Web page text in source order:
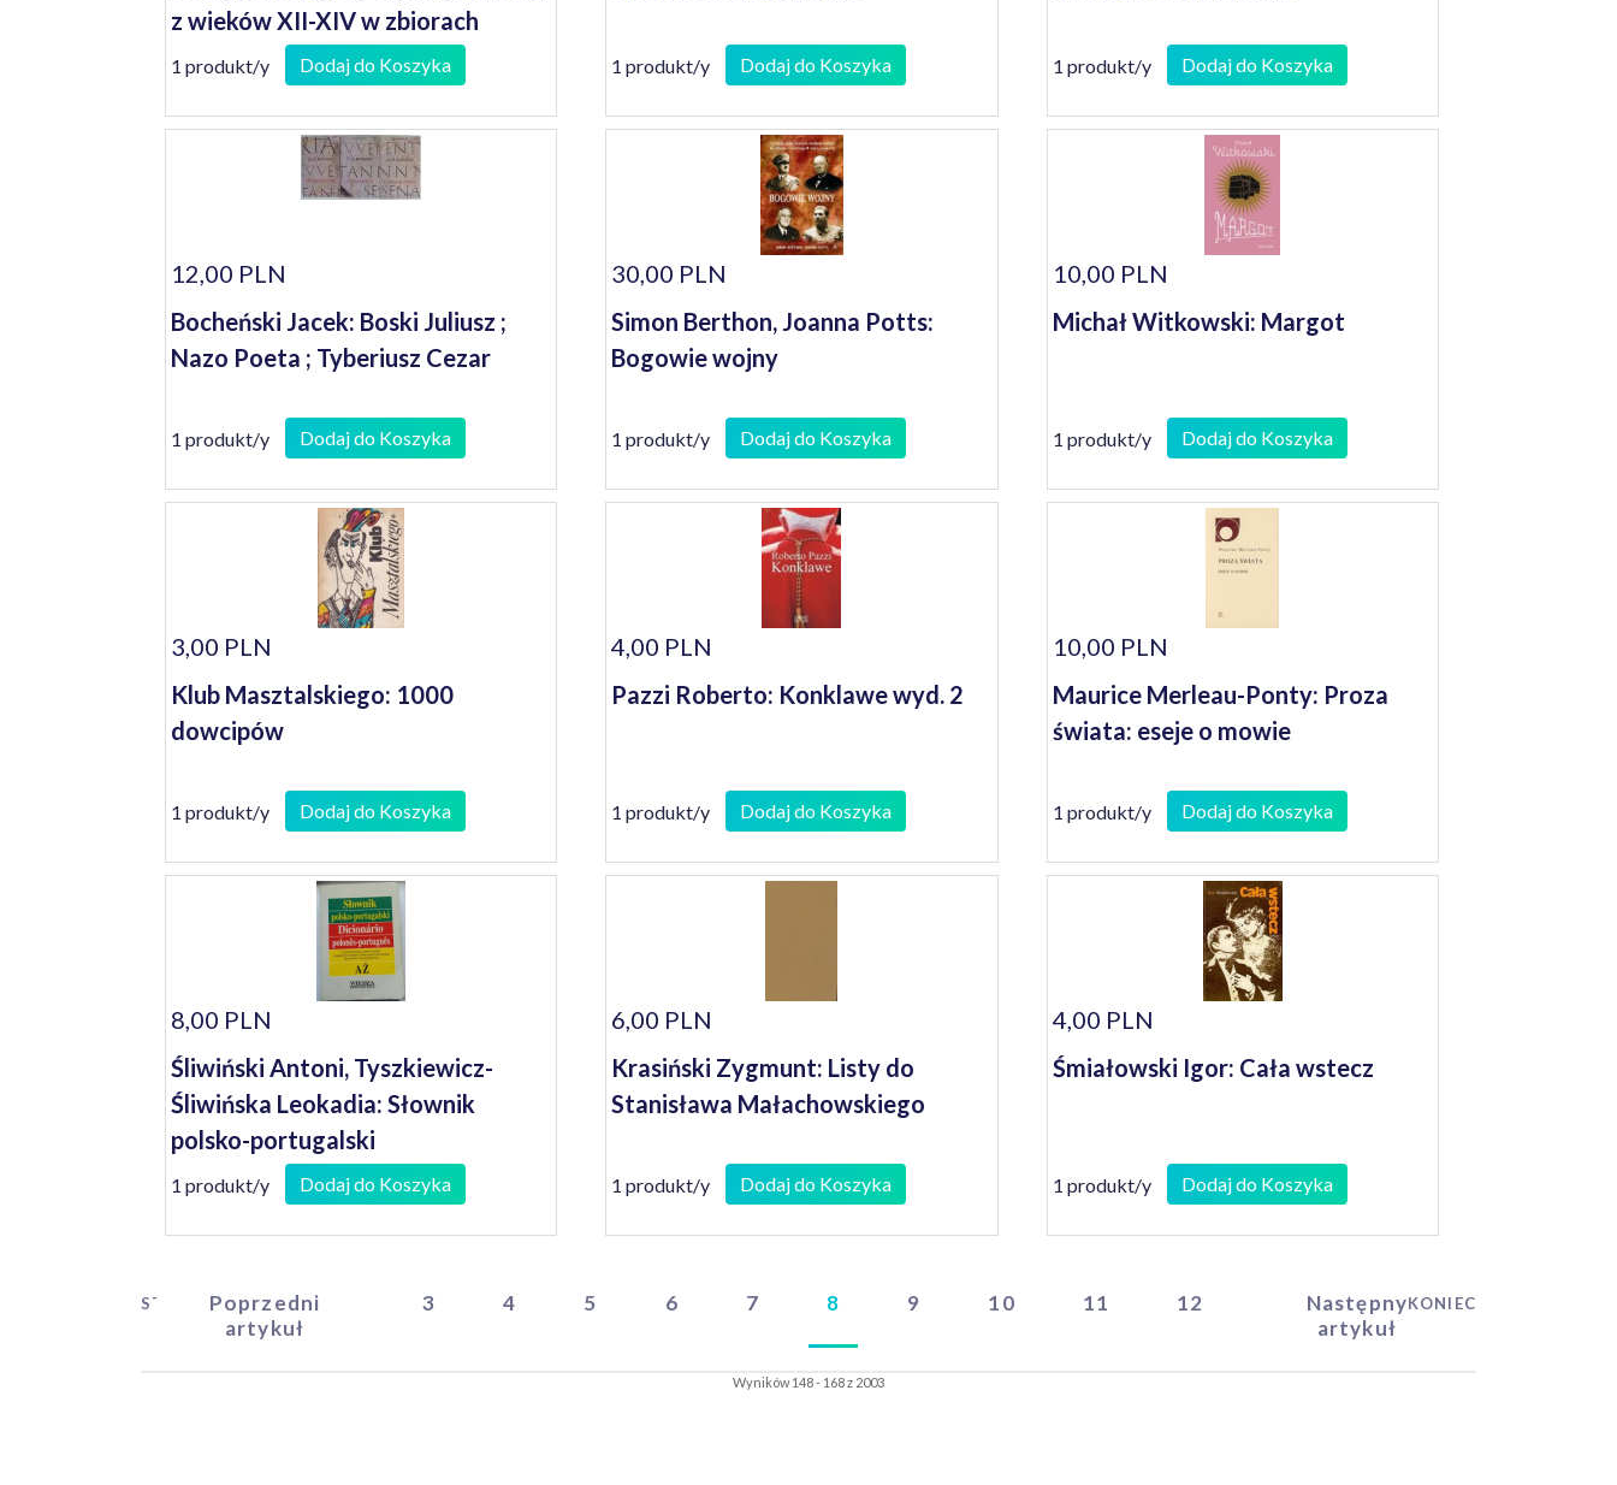
z wieków XII-XIV w zbiorach
Czartoryskich w Krakowie
1 produkt/y Dodaj do Koszyka 1 produkt/y Dodaj do Koszyka 1 produkt/y Dodaj do Koszyka
12,00 PLN
Bocheński Jacek: Boski Juliusz ;
Nazo Poeta ; Tyberiusz Cezar
1 produkt/y Dodaj do Koszyka
30,00 PLN
Simon Berthon, Joanna Potts:
Bogowie wojny
1 produkt/y Dodaj do Koszyka
10,00 PLN
Michał Witkowski: Margot
1 produkt/y Dodaj do Koszyka
3,00 PLN
Klub Masztalskiego: 1000
dowcipów
1 produkt/y Dodaj do Koszyka
4,00 PLN
Pazzi Roberto: Konklawe wyd. 2
1 produkt/y Dodaj do Koszyka
10,00 PLN
Maurice Merleau-Ponty: Proza
świata: eseje o mowie
1 produkt/y Dodaj do Koszyka
8,00 PLN
Śliwiński Antoni, Tyszkiewicz-
Śliwińska Leokadia: Słownik
polsko-portugalski
1 produkt/y Dodaj do Koszyka
6,00 PLN
Krasiński Zygmunt: Listy do
Stanisława Małachowskiego
1 produkt/y Dodaj do Koszyka
4,00 PLN
Śmiałowski Igor: Cała wstecz
1 produkt/y Dodaj do Koszyka
START
Poprzedni
artykuł
3 4 5 6 7 8 9 10 11 12
Następny
artykuł
KONIEC
Wyników 148 - 168 z 2003